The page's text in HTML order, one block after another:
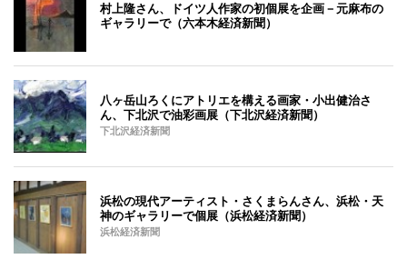
村上隆さん、ドイツ人作家の初個展を企画－元麻布の
ギャラリーで（六本木経済新聞）
八ヶ岳山ろくにアトリエを構える画家・小出健治さ
ん、下北沢で油彩画展（下北沢経済新聞）
下北沢経済新聞
浜松の現代アーティスト・さくまらんさん、浜松・天
神のギャラリーで個展（浜松経済新聞）
浜松経済新聞